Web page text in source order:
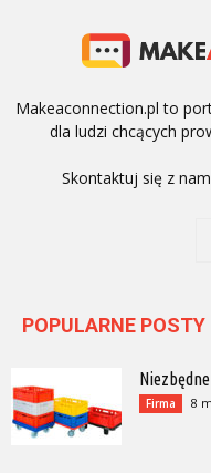
Makeaconnection.pl to
dla ludzi chcących
Skontaktuj się z
POPULARNE POSTY
Firma 8